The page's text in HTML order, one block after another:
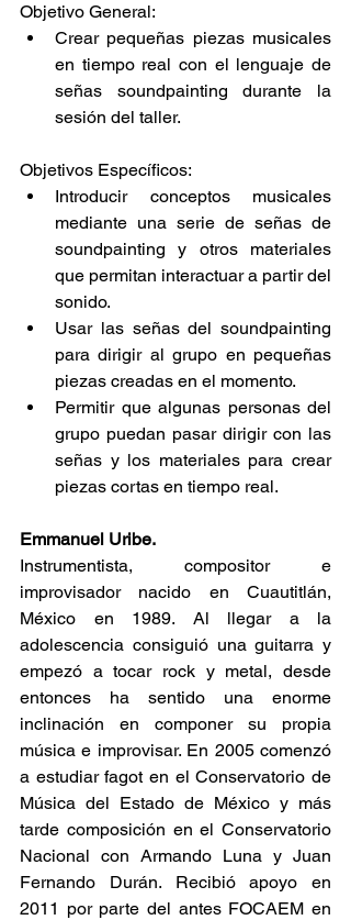
Objetivo General:
Crear pequeñas piezas musicales
en tiempo real con el lenguaje de
señas soundpainting durante la
sesión del taller.
Objetivos Específicos:
Introducir conceptos musicales
mediante una serie de señas de
soundpainting y otros materiales
que permitan interactuar a partir del
sonido.
Usar las señas del soundpainting
para dirigir al grupo en pequeñas
piezas creadas en el momento.
Permitir que algunas personas del
grupo puedan pasar dirigir con las
señas y los materiales para crear
piezas cortas en tiempo real.
Emmanuel Uribe.
Instrumentista, compositor e
improvisador nacido en Cuautitlán,
México en 1989. Al llegar a la
adolescencia consiguió una guitarra y
empezó a tocar rock y metal, desde
entonces ha sentido una enorme
inclinación en componer su propia
música e improvisar. En 2005 comenzó
a estudiar fagot en el Conservatorio de
Música del Estado de México y más
tarde composición en el Conservatorio
Nacional con Armando Luna y Juan
Fernando Durán. Recibió apoyo en
2011 por parte del antes FOCAEM en